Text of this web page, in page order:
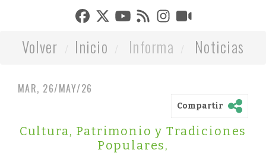
Volver Inicio Informa Noticias
MAR, 26/MAY/26
Compartir
Cultura, Patrimonio y Tradiciones
Populares,